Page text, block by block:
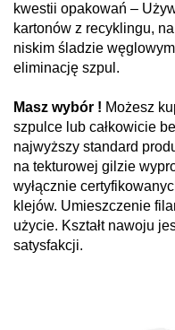
kwestii opakowań –
kartonów z recyklingu,
niskim śladzie
eliminację szpul.
Masz wybór ! Możesz
szpulce lub całkowicie
najwyższy standard
na tekturowej gilzie
wyłącznie
klejów. Umieszczenie
użycie. Kształt nawoju
satysfakcji.